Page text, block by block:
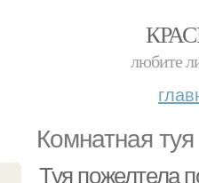
любите
Комнатная туя
Туя пожелтела